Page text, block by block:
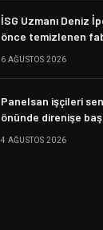
İSG Uzmanı Deniz
önce temizlenen
6 AĞUSTOS 2026
Panelsan işçileri
önünde direnişe
4 AĞUSTOS 2026